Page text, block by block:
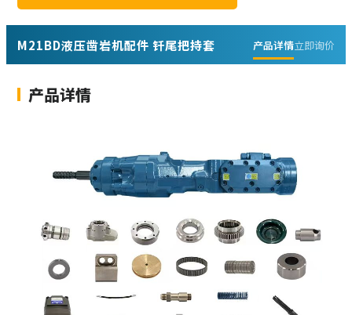
M21BD液压凿岩机配件 钎尾把持套 产品详情立即询价
产品详情